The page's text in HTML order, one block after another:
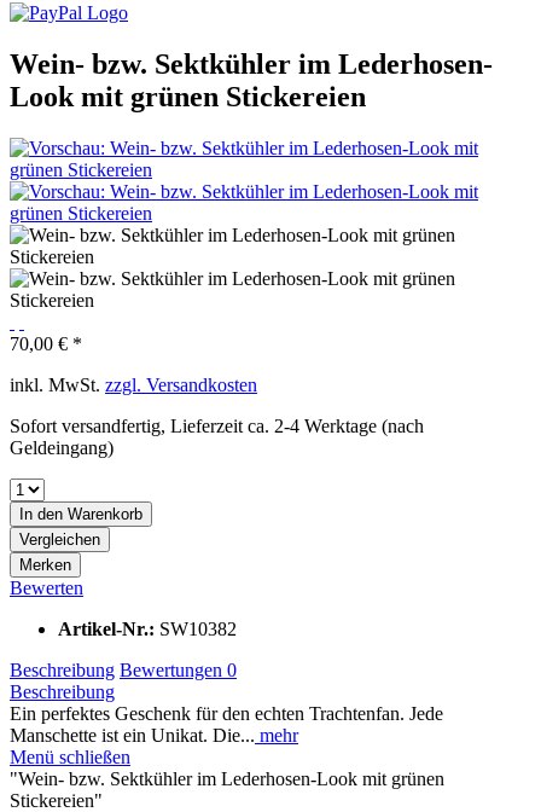
Wein- bzw. Sektkühler im Lederhosen-
Look mit grünen Stickereien
70,00 € *
inkl. MwSt. zzgl. Versandkosten
Sofort versandfertig, Lieferzeit ca. 2-4 Werktage (nach
Geldeingang)
In den Warenkorb
Vergleichen
Merken
Bewerten
Artikel-Nr.: SW10382
Beschreibung Bewertungen 0
Beschreibung
Ein perfektes Geschenk für den echten Trachtenfan. Jede
Manschette ist ein Unikat. Die... mehr
Menü schließen
"Wein- bzw. Sektkühler im Lederhosen-Look mit grünen
Stickereien"